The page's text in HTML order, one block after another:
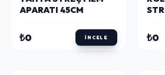
APARATI 45CM
₺0 İNCELE ₺0